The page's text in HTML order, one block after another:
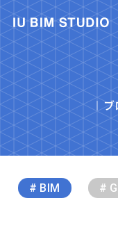
︱ブ
# BIM #